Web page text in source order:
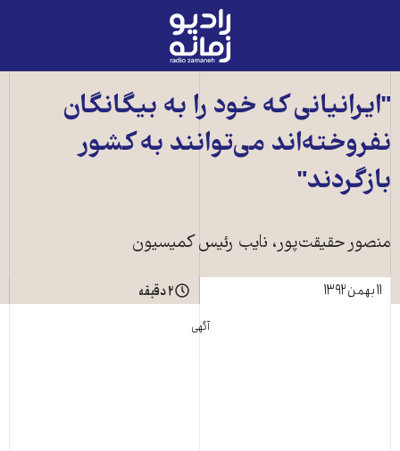
رادیو
زمانه
صفحه
اصلی
"ايرانيانی که خود را به بيگانگان
نفروخته‌اند می‌توانند به کشور
بازگردند"
منصور حقيقت‌پور، نايب رئيس کميسيون
۱۱ بهمن ۱۳۹۲
۲ دقیقه
آگهی